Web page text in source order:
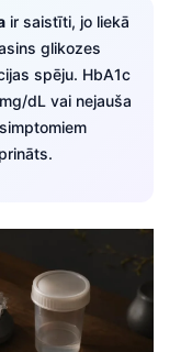
ir saistīti, jo liekā
glikozes
spēju. HbA1c
dL vai nejauša